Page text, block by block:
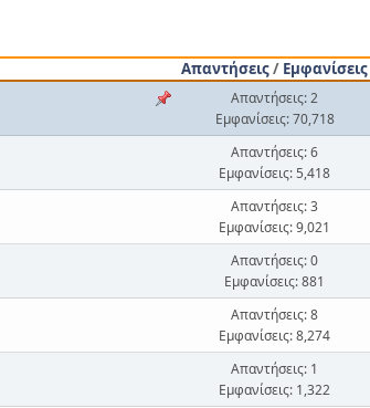
Απαντήσεις/ Εμφανίσεις
Απαντήσεις: 2
Εμφανίσεις: 70,718
Απαντήσεις: 6
Εμφανίσεις: 5,418
Απαντήσεις: 3
Εμφανίσεις: 9,021
Απαντήσεις: 0
Εμφανίσεις: 881
Απαντήσεις: 8
Εμφανίσεις: 8,274
Απαντήσεις: 1
Εμφανίσεις: 1,322